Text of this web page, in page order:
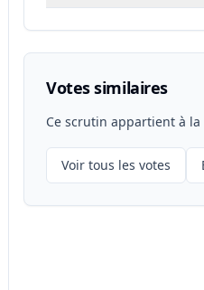
Votes similaires
Ce scrutin appartient à la
Voir tous les votes